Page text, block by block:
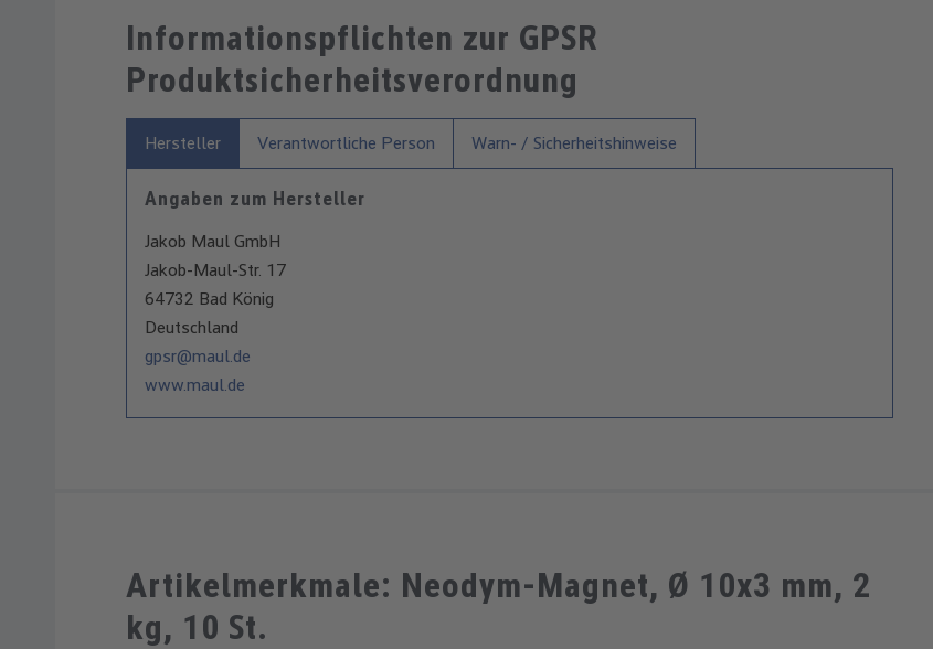
Informationspflichten zur GPSR
Produktsicherheitsverordnung
Hersteller Verantwortliche Person Warn- / Sicherheitshinweise
Angaben zum Hersteller
Jakob Maul GmbH
Jakob-Maul-Str. 17
64732 Bad König
Deutschland
gpsr@maul.de
www.maul.de
Artikelmerkmale: Neodym-Magnet, Ø 10x3 mm, 2
kg, 10 St.